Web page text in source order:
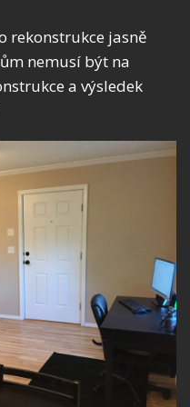
rekonstrukce jasně
nemusí být na
a výsledek